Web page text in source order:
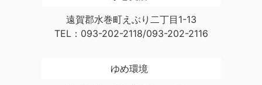
遠賀郡水巻町えぶり二丁目1-13
TEL：093-202-2118/093-202-2116
ゆめ環境